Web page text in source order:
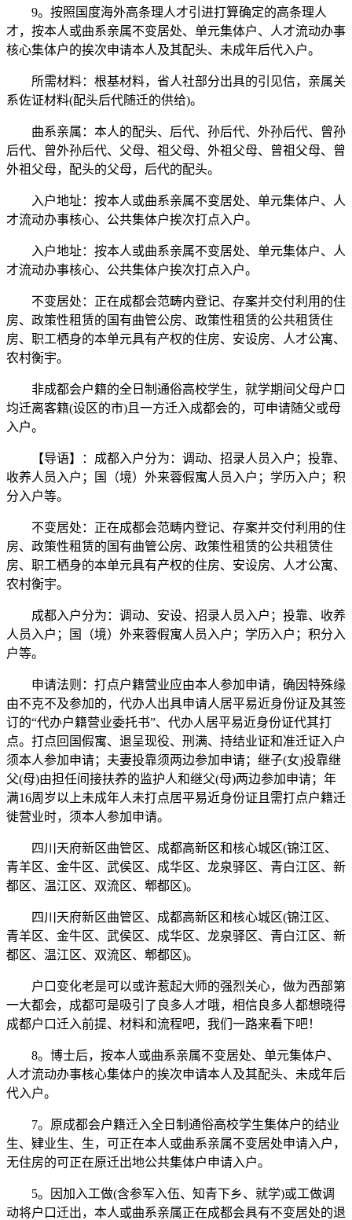
9。按照国度海外高条理人才引进打算确定的高条理人
才，按本人或曲系亲属不变居处、单元集体户、人才流动办事
核心集体户的挨次申请本人及其配头、未成年后代入户。
所需材料：根基材料，省人社部分出具的引见信，亲属关
系佐证材料(配头后代随迁的供给)。
曲系亲属：本人的配头、后代、孙后代、外孙后代、曾孙
后代、曾外孙后代、父母、祖父母、外祖父母、曾祖父母、曾
外祖父母，配头的父母，后代的配头。
入户地址：按本人或曲系亲属不变居处、单元集体户、人
才流动办事核心、公共集体户挨次打点入户。
入户地址：按本人或曲系亲属不变居处、单元集体户、人
才流动办事核心、公共集体户挨次打点入户。
不变居处：正在成都会范畴内登记、存案并交付利用的住
房、政策性租赁的国有曲管公房、政策性租赁的公共租赁住
房、职工栖身的本单元具有产权的住房、安设房、人才公寓、
农村衡宇。
非成都会户籍的全日制通俗高校学生，就学期间父母户口
均迁离客籍(设区的市)且一方迁入成都会的，可申请随父或母
入户。
【导语】：成都入户分为：调动、招录人员入户；投靠、
收养人员入户；国（境）外来蓉假寓人员入户；学历入户；积
分入户等。
不变居处：正在成都会范畴内登记、存案并交付利用的住
房、政策性租赁的国有曲管公房、政策性租赁的公共租赁住
房、职工栖身的本单元具有产权的住房、安设房、人才公寓、
农村衡宇。
成都入户分为：调动、安设、招录人员入户；投靠、收养
人员入户；国（境）外来蓉假寓人员入户；学历入户；积分入
户等。
申请法则：打点户籍营业应由本人参加申请，确因特殊缘
由不克不及参加的，代办人出具申请人居平易近身份证及其签
订的“代办户籍营业委托书”、代办人居平易近身份证代其打
点。打点回国假寓、退呈现役、刑满、持结业证和准迁证入户
须本人参加申请；夫妻投靠须两边参加申请；继子(女)投靠继
父(母)由担任间接扶养的监护人和继父(母)两边参加申请；年
满16周岁以上未成年人未打点居平易近身份证且需打点户籍迁
徙营业时，须本人参加申请。
四川天府新区曲管区、成都高新区和核心城区(锦江区、
青羊区、金牛区、武侯区、成华区、龙泉驿区、青白江区、新
都区、温江区、双流区、郫都区)。
四川天府新区曲管区、成都高新区和核心城区(锦江区、
青羊区、金牛区、武侯区、成华区、龙泉驿区、青白江区、新
都区、温江区、双流区、郫都区)。
户口变化老是可以或许惹起大师的强烈关心，做为西部第
一大都会，成都可是吸引了良多人才哦，相信良多人都想晓得
成都户口迁入前提、材料和流程吧，我们一路来看下吧！
8。博士后，按本人或曲系亲属不变居处、单元集体户、
人才流动办事核心集体户的挨次申请本人及其配头、未成年后
代入户。
7。原成都会户籍迁入全日制通俗高校学生集体户的结业
生、肄业生、生，可正在本人或曲系亲属不变居处申请入户，
无住房的可正在原迁出地公共集体户申请入户。
5。因加入工做(含参军入伍、知青下乡、就学)或工做调
动将户口迁出，本人或曲系亲属正在成都会具有不变居处的退